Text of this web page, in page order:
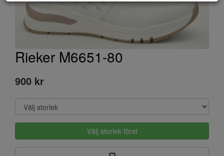
Rieker M6651-80
900 kr
Välj storlek först